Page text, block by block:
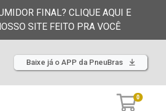
FINAL? CLIQUE AQUI E
SITE FEITO PRA VOCÊ
Baixe já o APP da PneuBras
0